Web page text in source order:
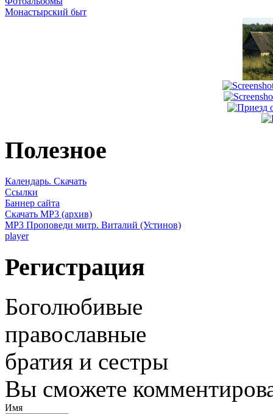
Монастырский быт
Полезное
Календарь. Скачать
Ссылки
Баннер сайта
Скачать MP3 (архив)
MP3 Проповеди митр. Виталий (Устинов)
player
Регистрация
Боголюбивые
православные
братия и сестры
Вы сможете
Имя